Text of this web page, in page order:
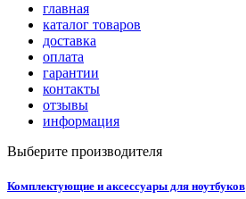
главная
каталог товаров
доставка
оплата
гарантии
контакты
отзывы
информация
Выберите производителя
Комплектующие и аксессуары для ноутбуков